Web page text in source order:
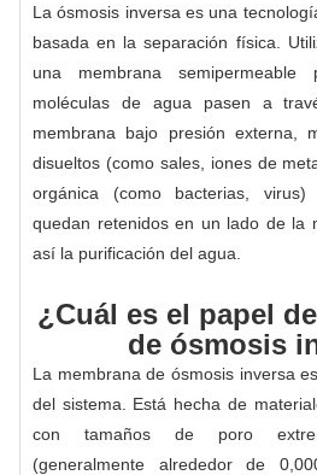
La ósmosis inversa es una
basada en la separación física.
una membrana
moléculas de agua pasen a
membrana bajo presión externa,
disueltos (como sales, iones de
orgánica (como bacterias,
quedan retenidos en un lado de la
así la purificación del agua.
¿Cuál es el papel
de ósmosis
La membrana de ósmosis inversa
del sistema. Está hecha de
con tamaños de poro
(generalmente alrededor de